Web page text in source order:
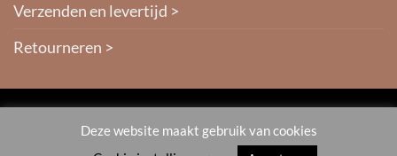
Verzenden en levertijd >
Retourneren >
Deze website maakt gebruik van cookies